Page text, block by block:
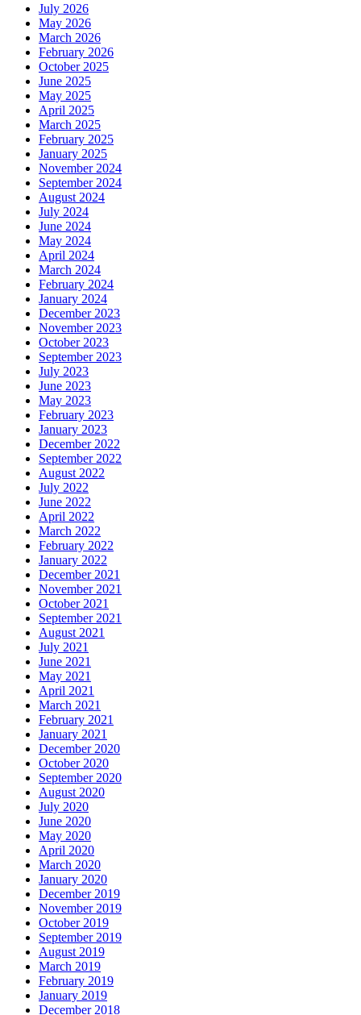
July 2026
May 2026
March 2026
February 2026
October 2025
June 2025
May 2025
April 2025
March 2025
February 2025
January 2025
November 2024
September 2024
August 2024
July 2024
June 2024
May 2024
April 2024
March 2024
February 2024
January 2024
December 2023
November 2023
October 2023
September 2023
July 2023
June 2023
May 2023
February 2023
January 2023
December 2022
September 2022
August 2022
July 2022
June 2022
April 2022
March 2022
February 2022
January 2022
December 2021
November 2021
October 2021
September 2021
August 2021
July 2021
June 2021
May 2021
April 2021
March 2021
February 2021
January 2021
December 2020
October 2020
September 2020
August 2020
July 2020
June 2020
May 2020
April 2020
March 2020
January 2020
December 2019
November 2019
October 2019
September 2019
August 2019
March 2019
February 2019
January 2019
December 2018